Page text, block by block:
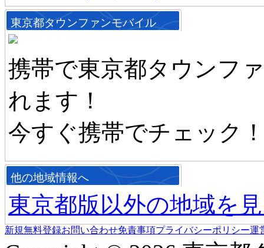
東京都タウンファンモバイル
携帯で東京都タウンフ
れます！
今すぐ携帯でチェック
他の地域情報へ
東京都版以外の地域を
新規無料登録お問い合わせ免責事項プライバシーポリシー運